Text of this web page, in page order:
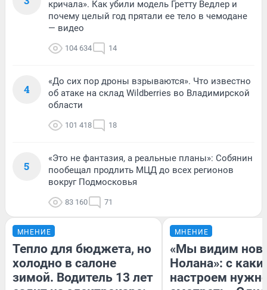
кричала». Как убили модель Гретту Ведлер и
почему целый год прятали ее тело в чемодане
— видео
104 634 14
4
«До сих пор дроны взрываются». Что известно
об атаке на склад Wildberries во Владимирской
области
101 418 18
5
«Это не фантазия, а реальные планы»: Собянин
пообещал продлить МЦД до всех регионов
вокруг Подмосковья
83 160 71
МНЕНИЕ
Тепло для бюджета, но
холодно в салоне
зимой. Водитель 13 лет
МНЕНИЕ
«Мы видим
Нолана»: с
настроем